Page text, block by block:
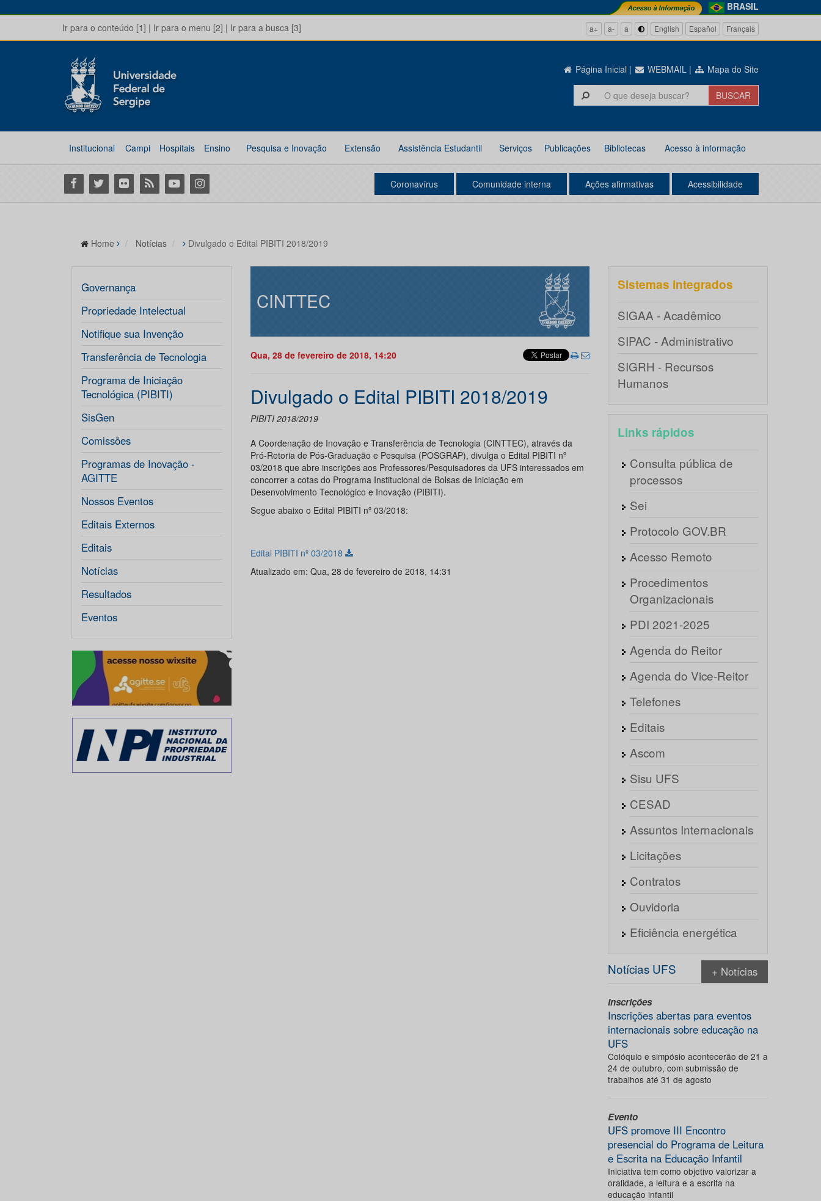
BRASIL
Ir para o conteúdo [1] | Ir para o menu [2] | Ir para a busca [3] a+ a- a English Español Français
Página Inicial | WEBMAIL | Mapa do Site
Institucional Campi Hospitais Ensino Pesquisa e Inovação Extensão Assistência Estudantil Serviços Publicações Bibliotecas Acesso à informação
Facebook
Twitter Flickr RSS YoutubeInstagram Coronavírus Comunidade interna Ações afirmativas Acessibilidade
Home Notícias Divulgado o Edital PIBITI 2018/2019
Governança
Propriedade Intelectual
Notifique sua Invenção
Transferência de Tecnologia
Programa de Iniciação
Tecnológica (PIBITI)
SisGen
Comissões
Programas de Inovação -
AGITTE
Nossos Eventos
Editais Externos
Editais
Notícias
Resultados
Eventos
CINTTEC
Qua, 28 de fevereiro de 2018, 14:20
Divulgado o Edital PIBITI 2018/2019
PIBITI 2018/2019
A Coordenação de Inovação e Transferência de Tecnologia (CINTTEC), através da
Pró-Retoria de Pós-Graduação e Pesquisa (POSGRAP), divulga o Edital PIBITI nº
03/2018 que abre inscrições aos Professores/Pesquisadores da UFS interessados em
concorrer a cotas do Programa Institucional de Bolsas de Iniciação em
Desenvolvimento Tecnológico e Inovação (PIBITI).
Segue abaixo o Edital PIBITI nº 03/2018:
Edital PIBITI nº 03/2018
Atualizado em: Qua, 28 de fevereiro de 2018, 14:31
Sistemas integrados
SIGAA - Acadêmico
SIPAC - Administrativo
SIGRH - Recursos
Humanos
Links rápidos
Consulta pública de
processos
Sei
Protocolo GOV.BR
Acesso Remoto
Procedimentos
Organizacionais
PDI 2021-2025
Agenda do Reitor
Agenda do Vice-Reitor
Telefones
Editais
Ascom
Sisu UFS
CESAD
Assuntos Internacionais
Licitações
Contratos
Ouvidoria
Eficiência energética
Notícias UFS + Notícias
Inscrições
Inscrições abertas para eventos
internacionais sobre educação na
UFS
Colóquio e simpósio acontecerão de 21 a
24 de outubro, com submissão de
trabalhos até 31 de agosto
Evento
UFS promove III Encontro
presencial do Programa de Leitura
e Escrita na Educação Infantil
Iniciativa tem como objetivo valorizar a
oralidade, a leitura e a escrita na
educação infantil